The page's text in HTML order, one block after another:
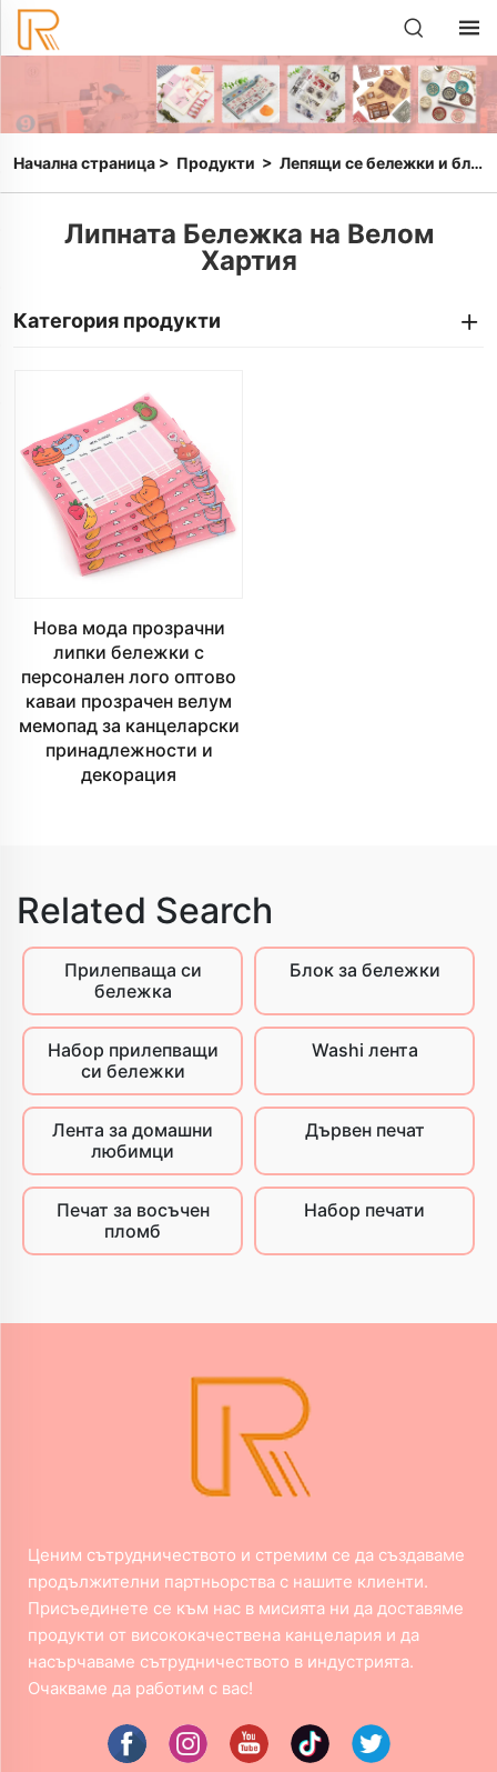
Начална страница > Продукти > Лепящи се бележки и блокчета за бележки
Липната Бележка на Велом
Хартия
Категория продукти
Нова мода прозрачни
липки бележки с
персонален лого оптово
каваи прозрачен велум
мемопад за канцеларски
принадлежности и
декорация
Related Search
Прилепваща си
бележка
Блок за бележки
Набор прилепващи
си бележки
Washi лента
Лента за домашни
любимци
Дървен печат
Печат за восъчен
пломб
Набор печати
Ценим сътрудничеството и стремим се да създаваме
продължителни партньорства с нашите клиенти.
Присъединете се към нас в мисията ни да доставяме
продукти от висококачествена канцелария и да
насърчаваме сътрудничеството в индустрията.
Очакваме да работим с вас!